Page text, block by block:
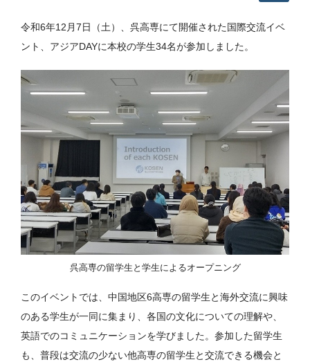
令和6年12月7日（土）、呉高専にて開催された国際交流イベ
ント、アジアDAYに本校の学生34名が参加しました。
呉高専の留学生と学生によるオープニング
このイベントでは、中国地区6高専の留学生と海外交流に興味
のある学生が一同に集まり、各国の文化についての理解や、
英語でのコミュニケーションを学びました。参加した留学生
も、普段は交流の少ない他高専の留学生と交流できる機会と